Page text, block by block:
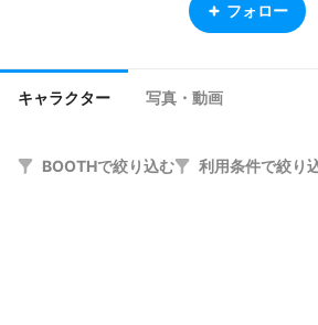
フォロー
キャラクター 写真・動画
BOOTHで絞り込む 利用条件で絞り